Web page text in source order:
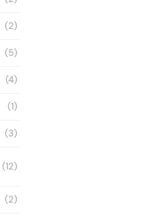
(2)
(5)
(4)
(1)
(3)
(12)
(2)